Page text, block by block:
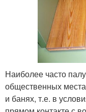
Наиболее часто
общественных
и банях, т.е. в